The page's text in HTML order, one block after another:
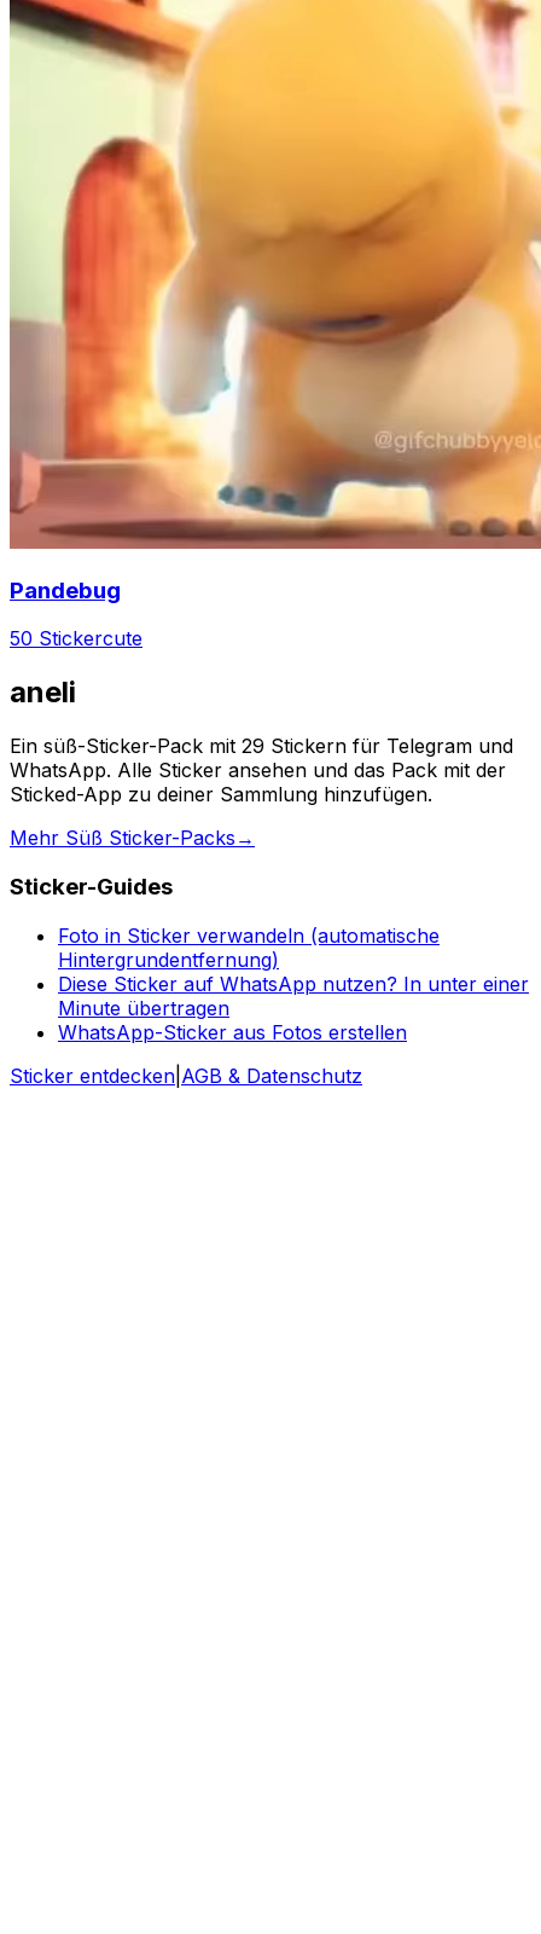
Pandebug
50 Stickercute
aneli
Ein süß-Sticker-Pack mit 29 Stickern für Telegram und
WhatsApp. Alle Sticker ansehen und das Pack mit der
Sticked-App zu deiner Sammlung hinzufügen.
Mehr Süß Sticker-Packs →
Sticker-Guides
Foto in Sticker verwandeln (automatische
Hintergrundentfernung)
Diese Sticker auf WhatsApp nutzen? In unter einer
Minute übertragen
WhatsApp-Sticker aus Fotos erstellen
Sticker entdecken AGB & Datenschutz